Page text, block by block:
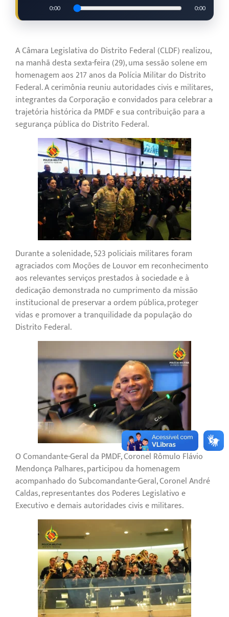
0:00 0:00
A Câmara Legislativa do Distrito Federal (CLDF) realizou,
na manhã desta sexta-feira (29), uma sessão solene em
homenagem aos 217 anos da Polícia Militar do Distrito
Federal. A cerimônia reuniu autoridades civis e militares,
integrantes da Corporação e convidados para celebrar a
trajetória histórica da PMDF e sua contribuição para a
segurança pública do Distrito Federal.
Durante a solenidade, 523 policiais militares foram
agraciados com Moções de Louvor em reconhecimento
aos relevantes serviços prestados à sociedade e à
dedicação demonstrada no cumprimento da missão
institucional de preservar a ordem pública, proteger
vidas e promover a tranquilidade da população do
Distrito Federal.
O Comandante-Geral da PMDF, Coronel Rômulo Flávio
Mendonça Palhares, participou da homenagem
acompanhado do Subcomandante-Geral, Coronel André
Caldas, representantes dos Poderes Legislativo e
Executivo e demais autoridades civis e militares.